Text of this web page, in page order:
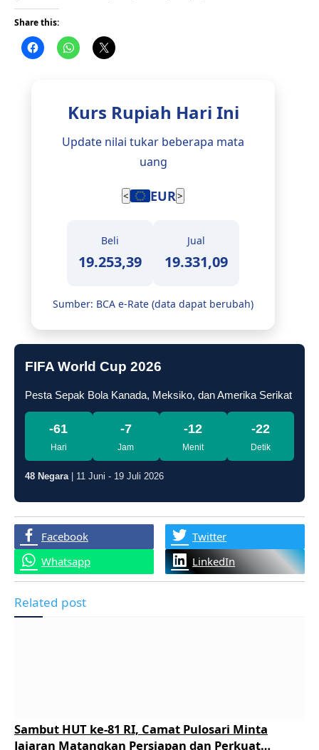
Share this:
Kurs Rupiah Hari Ini
Update nilai tukar beberapa mata
uang
< JPY>
Beli
112,43
Jual
113,12
Sumber: BCA e-Rate (data dapat berubah)
FIFA World Cup 2026
Pesta Sepak Bola Kanada, Meksiko, dan Amerika Serikat
-61
Hari
-7
Jam
-12
Menit
-23
Detik
48 Negara| 11 Juni - 19 Juli 2026
Facebook
Twitter
Whatsapp
LinkedIn
Related post
Sambut HUT ke-81 RI, Camat Pulosari Minta
Jajaran Matangkan Persiapan dan Perkuat